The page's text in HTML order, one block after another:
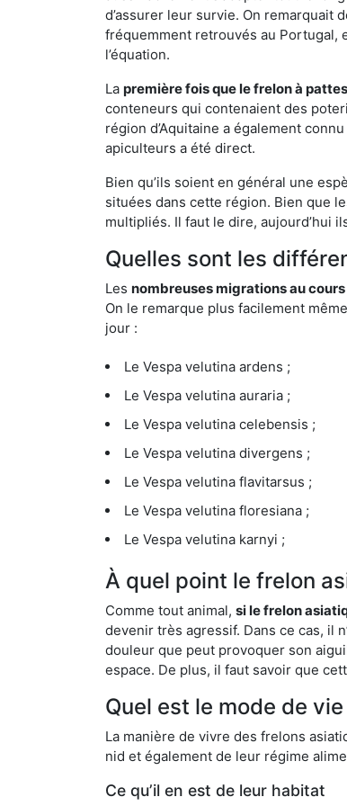
d’assurer leur survie. On remarquait
fréquemment retrouvés au Portugal,
l’équation.
La première fois que le frelon à
conteneurs qui contenaient des
région d’Aquitaine a également
apiculteurs a été direct.
Bien qu’ils soient en général une
situées dans cette région. Bien que
multipliés. Il faut le dire, aujourd’hui
Quelles sont les
Les nombreuses migrations au
On le remarque plus facilement
jour :
Le Vespa velutina ardens ;
Le Vespa velutina auraria ;
Le Vespa velutina celebensis ;
Le Vespa velutina divergens ;
Le Vespa velutina flavitarsus ;
Le Vespa velutina floresiana ;
Le Vespa velutina karnyi ;
À quel point le frelon
Comme tout animal, si le frelon
devenir très agressif. Dans ce cas, il
douleur que peut provoquer son
espace. De plus, il faut savoir que
Quel est le mode de
La manière de vivre des frelons
nid et également de leur régime
Ce qu’il en est de leur habitat